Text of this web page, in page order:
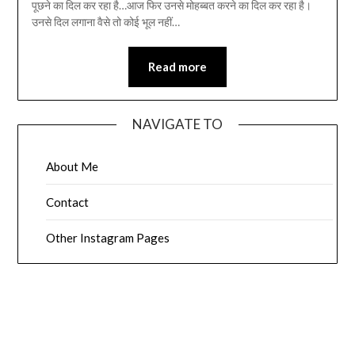
पूछने का दिल कर रहा है…आज फिर उनसे मोहब्बत करने का दिल कर रहा है।
उनसे दिल लगाना वैसे तो कोई भूल नहीं…
Read more
NAVIGATE TO
About Me
Contact
Other Instagram Pages